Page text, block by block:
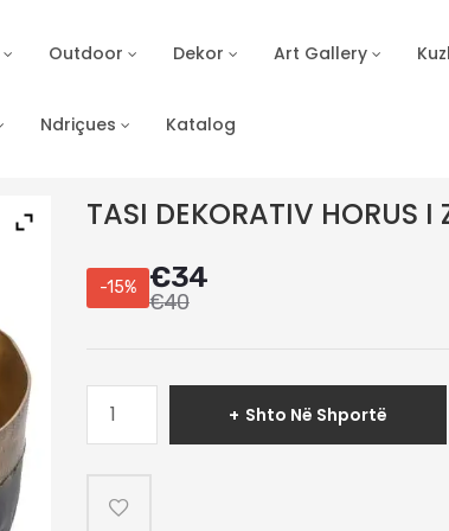
Outdoor Dekor Art Gallery
Ndriçues Katalog
TASI DEKORATIV HORUS I
-15% €34
€40
TASI
Shto Në Shportë